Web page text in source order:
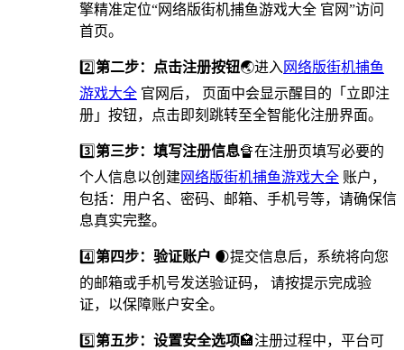
擎精准定位“网络版街机捕鱼游戏大全 官网”访问
首页。
2️⃣第二步：点击注册按钮🌏进入 网络版街机捕鱼
游戏大全 官网后， 页面中会显示醒目的「立即注
册」按钮，点击即刻跳转至全智能化注册界面。
3️⃣第三步：填写注册信息🔏在注册页填写必要的
个人信息以创建网络版街机捕鱼游戏大全 账户，
包括：用户名、密码、邮箱、手机号等，请确保信
息真实完整。
4️⃣第四步：验证账户 🌒提交信息后，系统将向您
的邮箱或手机号发送验证码， 请按提示完成验
证，以保障账户安全。
5️⃣第五步：设置安全选项🏩️注册过程中，平台可